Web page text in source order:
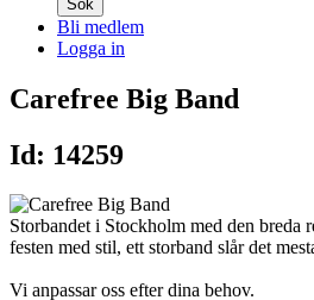
Sök
Bli medlem
Logga in
Carefree Big Band
Id: 14259
Storbandet i Stockholm med den breda
festen med stil, ett storband slår det
Vi anpassar oss efter dina behov.